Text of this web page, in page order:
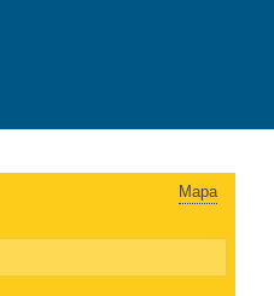
Mapa